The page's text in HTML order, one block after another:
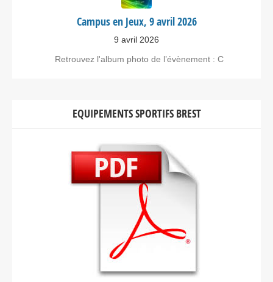
Campus en Jeux, 9 avril 2026
9 avril 2026
Retrouvez l'album photo de l’évènement : C
EQUIPEMENTS SPORTIFS BREST